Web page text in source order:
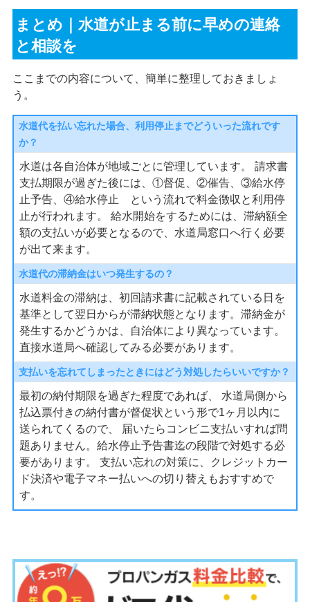
まとめ｜水道が止まる前に早めの連絡
と相談を
ここまでの内容について、簡単に整理しておきましょ
う。
水道代を払い忘れた場合、利用停止までどういった流れです
か？
水道は各自治体が地域ごとに管理しています。 請求書
支払期限が過ぎた後には、①督促、②催告、③給水停
止予告、④給水停止 という流れで料金徴収と利用停
止が行われます。 給水開始をするためには、滞納額全
額の支払いが必要となるので、水道局窓口へ行く必要
が出て来ます。
水道代の滞納金はいつ発生するの？
水道料金の滞納は、初回請求書に記載されている日を
基準として翌日からが滞納状態となります。滞納金が
発生するかどうかは、自治体により異なっています。
直接水道局へ確認してみる必要があります。
支払いを忘れてしまったときにはどう対処したらいいですか？
最初の納付期限を過ぎた程度であれば、 水道局側から
払込票付きの納付書が督促状という形で1ヶ月以内に
送られてくるので、 届いたらコンビニ支払いすれば問
題ありません。給水停止予告書迄の段階で対処する必
要があります。 支払い忘れの対策に、クレジットカー
ド決済や電子マネー払いへの切り替えもおすすめで
す。